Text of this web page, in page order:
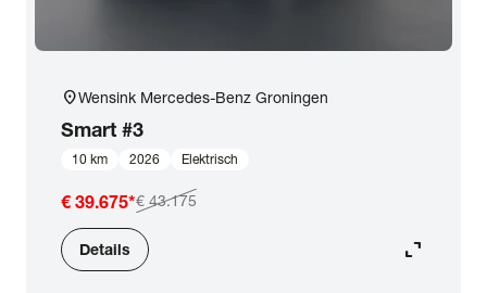
location_onWensink Mercedes-Benz Groningen
Smart #3
10 km 2026 Elektrisch
€ 39.675*€ 43.175
Details expand_content